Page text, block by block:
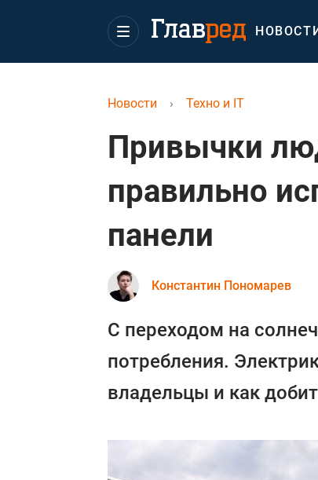
Новости › Техно и IT
Привычки
правильно
панели
Константин Пономарев
С переходом на
потребления.
владельцы и как